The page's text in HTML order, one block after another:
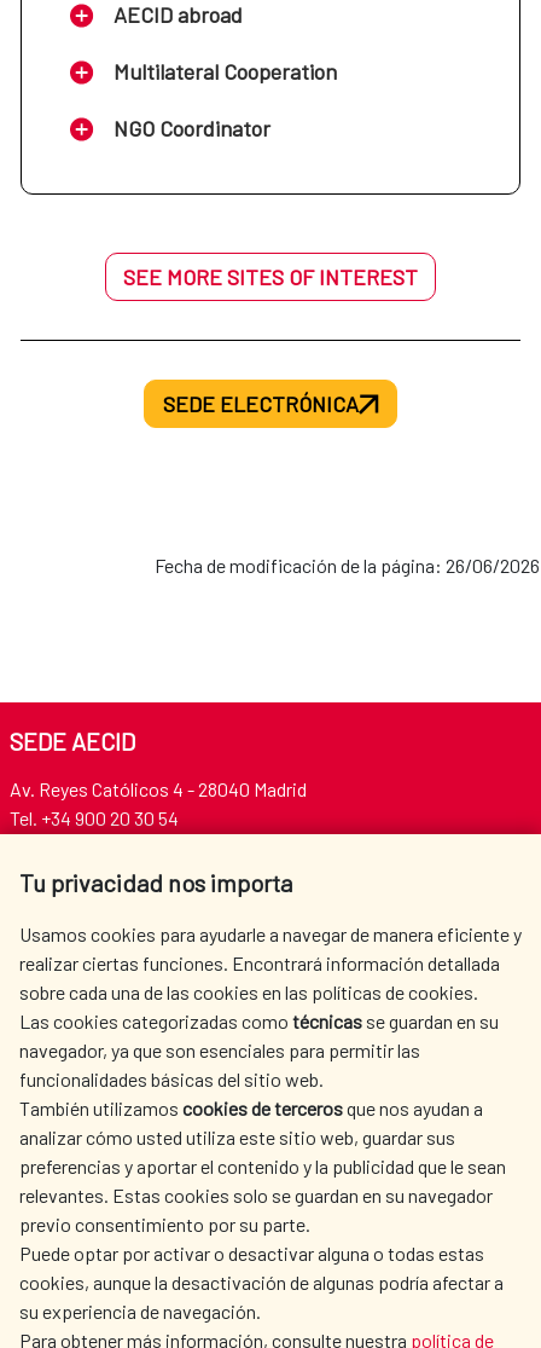
AECID abroad
Multilateral Cooperation
NGO Coordinator
SEE MORE SITES OF INTEREST
SEDE ELECTRÓNICA
Fecha de modificación de la página: 26/06/2026
Tu privacidad nos importa
Usamos cookies para ayudarle a navegar de manera eficiente y
realizar ciertas funciones. Encontrará información detallada
sobre cada una de las cookies en las políticas de cookies.
Las cookies categorizadas como técnicas se guardan en su
navegador, ya que son esenciales para permitir las
funcionalidades básicas del sitio web.
También utilizamos cookies de tercerosque nos ayudan a
analizar cómo usted utiliza este sitio web, guardar sus
preferencias y aportar el contenido y la publicidad que le sean
relevantes. Estas cookies solo se guardan en su navegador
previo consentimiento por su parte.
Puede optar por activar o desactivar alguna o todas estas
cookies, aunque la desactivación de algunas podría afectar a
su experiencia de navegación.
Para obtener más información, consulte nuestra política de
SEDE AECID
Av. Reyes Católicos 4 - 28040 Madrid
Tel. +34 900 20 30 54​​​​​​​
AECID
WHERE DO WE COOPERATE?
SPANISH HUMANITARIAN
ACTION
PRESS ROOM
CULTURE AND SCIENCE LIBRARY
OUR SOCIAL MEDIA